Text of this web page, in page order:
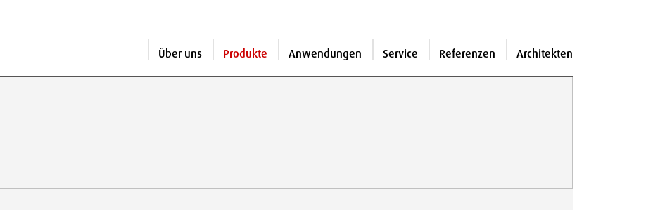
Über uns Produkte Anwendungen Service Referenzen Architekten